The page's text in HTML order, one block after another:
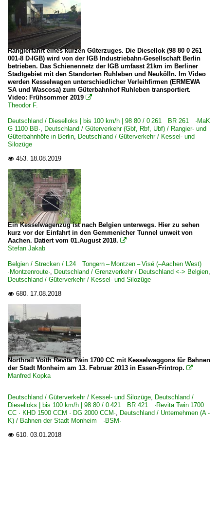
Rangierfahrt eines kurzen Güterzuges. Die Diesellok (98 80 0 261
001-8 D-IGB) wird von der IGB Industriebahn-Gesellschaft Berlin
betrieben. Das Schienennetz der IGB umfasst 21km im Berliner
Stadtgebiet mit den Standorten Ruhleben und Neukölln. Im Video
werden Kesselwagen unterschiedlicher Verleihfirmen (ERMEWA
SA und Wascosa) zum Güterbahnhof Ruhleben transportiert.
Video: Frühsommer 2019 
Theodor F.
Deutschland / Dieselloks | bis 100 km/h | 98 80 / 0 261 BR 261 ·MaK
G 1100 BB·, Deutschland / Güterverkehr (Gbf, Rbf, Ubf) / Rangier- und
Güterbahnhöfe in Berlin, Deutschland / Güterverkehr / Kessel- und
Silozüge
 453. 18.08.2019
Ein Kesselwagenzug ist nach Belgien unterwegs. Hier zu sehen
kurz vor der Einfahrt in den Gemmenicher Tunnel unweit von
Aachen. Datiert vom 01.August 2018. 
Stefan Jakab
Belgien / Strecken / L24 Tongern – Montzen – Visé (–Aachen West)
·Montzenroute·, Deutschland / Grenzverkehr / Deutschland <-> Belgien,
Deutschland / Güterverkehr / Kessel- und Silozüge
 680. 17.08.2018
Northrail Voith Revita Twin 1700 CC mit Kesselwaggons für Bahnen
der Stadt Monheim am 13. Februar 2013 in Essen-Frintrop. 
Manfred Kopka
Deutschland / Güterverkehr / Kessel- und Silozüge, Deutschland /
Dieselloks | bis 100 km/h | 98 80 / 0 421 BR 421 ·Revita Twin 1700
CC · KHD 1500 CCM · DG 2000 CCM·, Deutschland / Unternehmen (A -
K) / Bahnen der Stadt Monheim ·BSM·
 610. 03.01.2018